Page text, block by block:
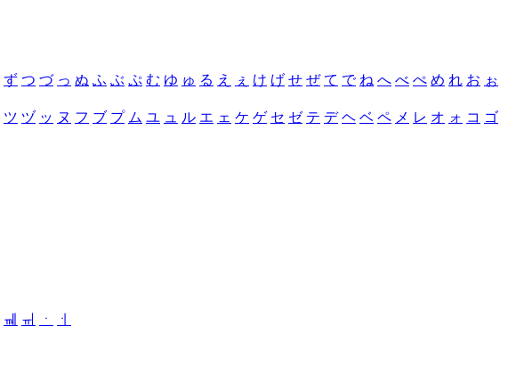
ず つ づ っ ぬ ふ ぶ ぷ む ゆ ゅ る え ぇ け げ せ ぜ て で ね へ べ ぺ め れ お ぉ
ツ ヅ ッ ヌ フ ブ プ ム ユ ュ ル エ ェ ケ ゲ セ ゼ テ デ ヘ ベ ペ メ レ オ ォ コ ゴ
ㆋ ㆌ ㆍ
ㆎ